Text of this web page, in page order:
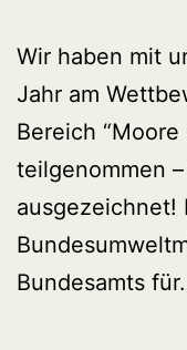
Wir haben mit
Jahr am
Bereich
teilgenommen
ausgezeichnet!
Bundesamts